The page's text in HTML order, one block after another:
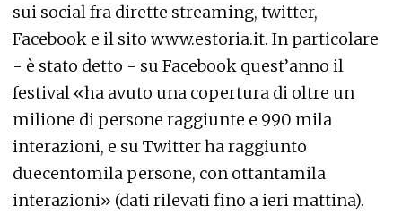
sui social fra dirette streaming, twitter,
Facebook e il sito www.estoria.it. In particolare
- è stato detto - su Facebook quest’anno il
festival «ha avuto una copertura di oltre un
milione di persone raggiunte e 990 mila
interazioni, e su Twitter ha raggiunto
duecentomila persone, con ottantamila
interazioni» (dati rilevati fino a ieri mattina).